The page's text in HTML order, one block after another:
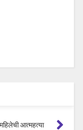
आत्महत्या